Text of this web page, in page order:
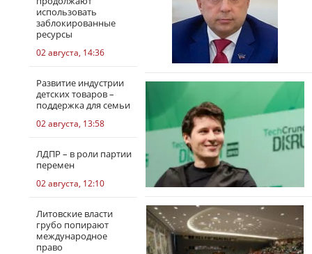
использовать
заблокированные
ресурсы
02 августа, 14:36
Развитие индустрии
детских товаров –
поддержка для семьи
02 августа, 13:58
ЛДПР – в роли партии
перемен
02 августа, 12:10
Литовские власти
грубо попирают
международное
право